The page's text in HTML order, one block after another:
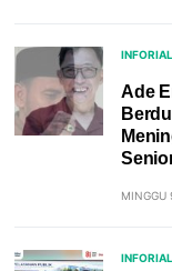
INFORIAL
Ade
MINGGU
INFORIAL